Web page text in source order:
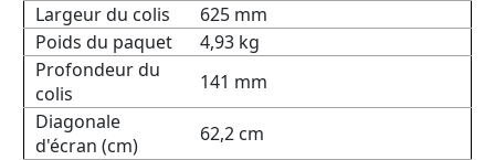
Largeur du colis
625 mm
Poids du paquet
4,93 kg
Profondeur du
colis
141 mm
Diagonale
d'écran (cm)
62,2 cm